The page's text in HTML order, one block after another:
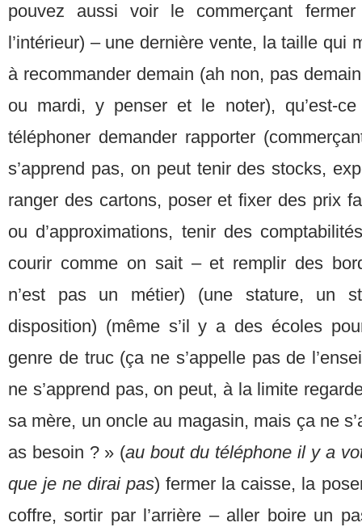
pouvez aussi voir le commerçant
l’intérieur) – une dernière vente, la taille qui
à recommander demain (ah non, pas
ou mardi, y penser et le noter), qu’est-
téléphoner demander rapporter
s’apprend pas, on peut tenir des stocks,
ranger des cartons, poser et fixer des prix
ou d’approximations, tenir des
courir comme on sait – et remplir des
n’est pas un métier) (une stature, un
disposition) (même s’il y a des écoles
genre de truc (ça ne s’appelle pas de
ne s’apprend pas, on peut, à la limite
sa mère, un oncle au magasin, mais ça ne
as besoin ? » (au bout du téléphone il y a
que je ne dirai pas) fermer la caisse, la
coffre, sortir par l’arrière – aller boire un